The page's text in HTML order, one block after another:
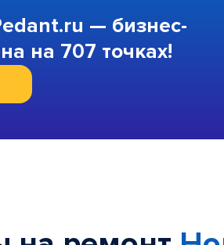
— бизнес-
на 707 точках!